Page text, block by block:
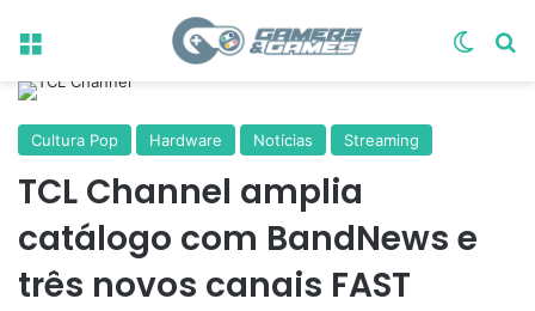
Menu
Cultura Pop Hardware Notícias Streaming
TCL Channel amplia
catálogo com BandNews e
três novos canais FAST